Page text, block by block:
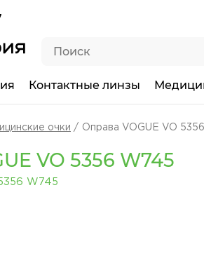
Контактные линзы
очки Оправа VOGUE VO
VO 5356 W745